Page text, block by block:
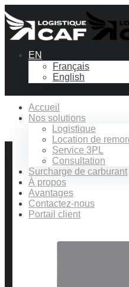
EN
Français
English
Accueil
Nos solutions
Logistique
Location de
Service 3PL
Consultation
Surcharge de carburant
À propos
Avantages
Contactez-nous
Portail client